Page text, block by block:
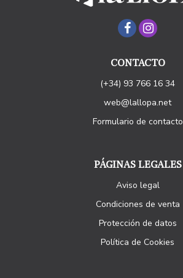
CONTACTO
(+34) 93 766 16 34
web@lallopa.net
Formulario de contacto
PÁGINAS LEGALES
Aviso legal
Condiciones de venta
Protección de datos
Política de Cookies